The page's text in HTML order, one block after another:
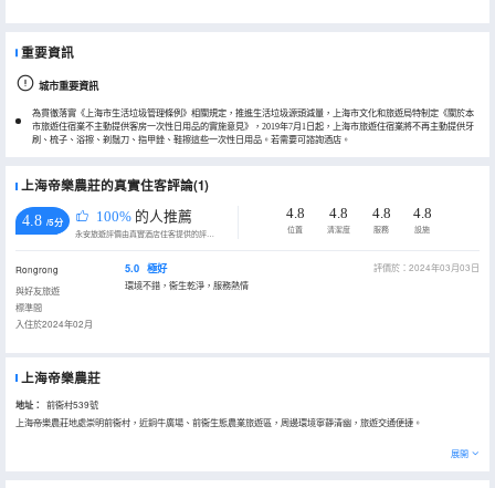
重要資訊
城市重要資訊
為貫徹落實《上海市生活垃圾管理條例》相關規定，推進生活垃圾源頭減量，上海市文化和旅遊局特制定《關於本
市旅遊住宿業不主動提供客房一次性日用品的實施意見》，2019年7月1日起，上海市旅遊住宿業將不再主動提供牙
刷、梳子、浴擦、剃鬚刀、指甲銼、鞋擦這些一次性日用品。若需要可諮詢酒店。
上海帝樂農莊的真實住客評論(1)
4.8 /5分 100% 的人推薦
永安旅遊評價由真實酒店住客提供的評價。
4.8
位置
4.8
清潔度
4.8
服務
4.8
設施
Rongrong
與好友旅遊
標準間
入住於2024年02月
5.0 極好
評價於：2024年03月03日
環境不錯，衞生乾淨，服務熱情
上海帝樂農莊
地址：
前衞村539號
上海帝樂農莊地處崇明前衞村，近銅牛廣場、前衞生態農業旅遊區，周邊環境寧靜清幽，旅遊交通便捷。
展開